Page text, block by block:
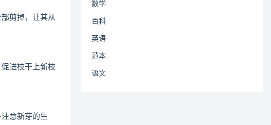
剪掉，让其从
进枝干上新枝
意新芽的生
数学
百科
英语
范本
语文